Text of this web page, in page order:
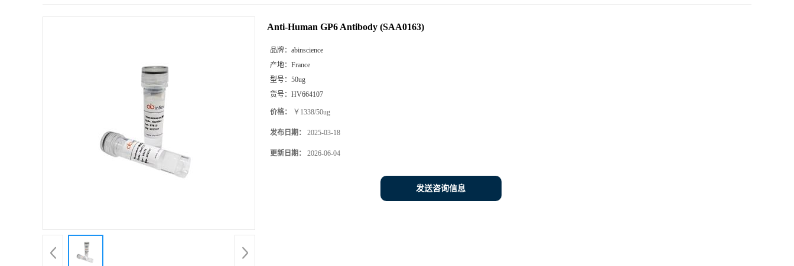
Anti-Human GP6 Antibody (SAA0163)
品牌： abinscience
产地： France
型号： 50ug
货号： HV664107
价格： ￥1338/50ug
发布日期： 2025-03-18
更新日期： 2026-06-04
发送咨询信息